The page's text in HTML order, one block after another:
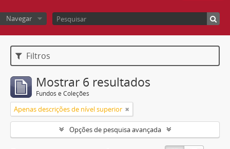
Navegar
Filtros
Mostrar 6 resultados
Fundos e Coleções
Apenas descrições de nível superior
Opções de pesquisa avançada